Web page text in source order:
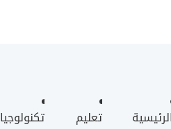
الرئيسية
تعليم
تكنولوجيا